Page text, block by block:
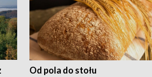
Od pola do stołu